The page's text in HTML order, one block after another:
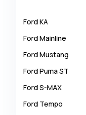
Avtokam
Ford KA
Ford Mainline
Ford Mustang
Ford Puma ST
Ford S-MAX
Ford Tempo